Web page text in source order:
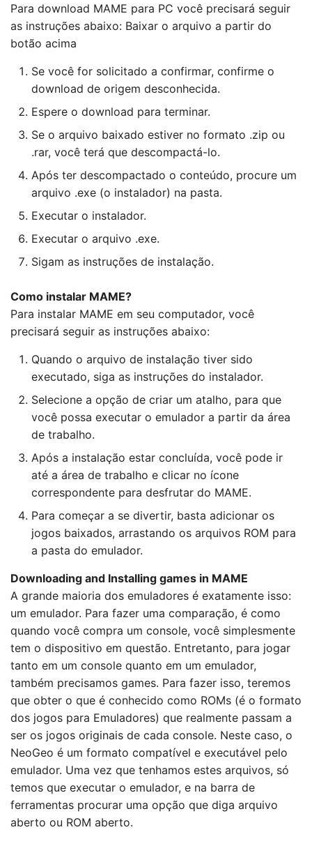
Para download MAME para PC você precisará seguir
as instruções abaixo: Baixar o arquivo a partir do
botão acima
Se você for solicitado a confirmar, confirme o
download de origem desconhecida.
Espere o download para terminar.
Se o arquivo baixado estiver no formato .zip ou
.rar, você terá que descompactá-lo.
Após ter descompactado o conteúdo, procure um
arquivo .exe (o instalador) na pasta.
Executar o instalador.
Executar o arquivo .exe.
Sigam as instruções de instalação.
Como instalar MAME?
Para instalar MAME em seu computador, você
precisará seguir as instruções abaixo:
Quando o arquivo de instalação tiver sido
executado, siga as instruções do instalador.
Selecione a opção de criar um atalho, para que
você possa executar o emulador a partir da área
de trabalho.
Após a instalação estar concluída, você pode ir
até a área de trabalho e clicar no ícone
correspondente para desfrutar do MAME.
Para começar a se divertir, basta adicionar os
jogos baixados, arrastando os arquivos ROM para
a pasta do emulador.
Downloading and Installing games in MAME
A grande maioria dos emuladores é exatamente isso:
um emulador. Para fazer uma comparação, é como
quando você compra um console, você simplesmente
tem o dispositivo em questão. Entretanto, para jogar
tanto em um console quanto em um emulador,
também precisamos games. Para fazer isso, teremos
que obter o que é conhecido como ROMs (é o formato
dos jogos para Emuladores) que realmente passam a
ser os jogos originais de cada console. Neste caso, o
NeoGeo é um formato compatível e executável pelo
emulador. Uma vez que tenhamos estes arquivos, só
temos que executar o emulador, e na barra de
ferramentas procurar uma opção que diga arquivo
aberto ou ROM aberto.